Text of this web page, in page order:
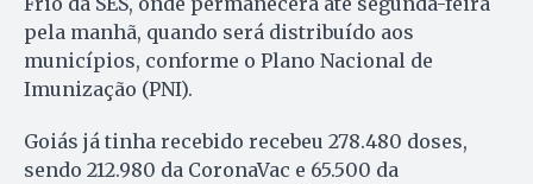
pela manhã, quando será distribuído aos
municípios, conforme o Plano Nacional de
Imunização (PNI).
Goiás já tinha recebido recebeu 278.480 doses,
sendo 212.980 da CoronaVac e 65.500 da